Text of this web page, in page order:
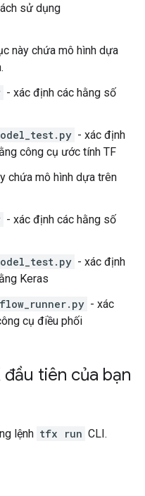
sử dụng
này chứa mô hình dựa
- xác định các hằng số
- xác định
công cụ ước tính TF
chứa mô hình dựa trên
- xác định các hằng số
- xác định
Keras
- xác
cụ điều phối
tiên của bạn
lệnh tfx run CLI.